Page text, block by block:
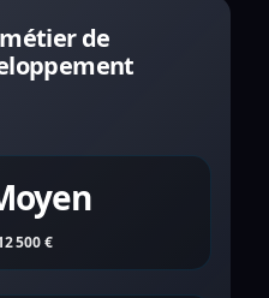
de
500 €